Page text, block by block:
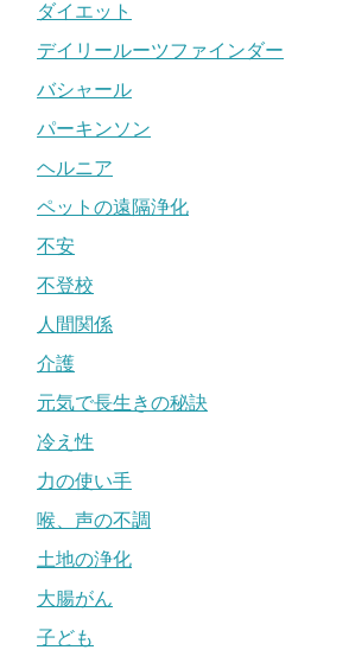
ダイエット
デイリールーツファインダー
バシャール
パーキンソン
ヘルニア
ペットの遠隔浄化
不安
不登校
人間関係
介護
元気で長生きの秘訣
冷え性
力の使い手
喉、声の不調
土地の浄化
大腸がん
子ども